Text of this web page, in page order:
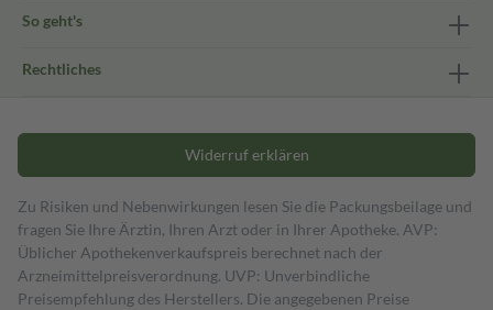
So geht's
Rechtliches
Widerruf erklären
Zu Risiken und Nebenwirkungen lesen Sie die Packungsbeilage und
fragen Sie Ihre Ärztin, Ihren Arzt oder in Ihrer Apotheke. AVP:
Üblicher Apothekenverkaufspreis berechnet nach der
Arzneimittelpreisverordnung. UVP: Unverbindliche
Preisempfehlung des Herstellers. Die angegebenen Preise